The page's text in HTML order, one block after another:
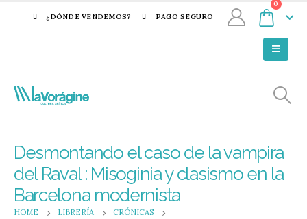
¿DÓNDE VENDEMOS? PAGO SEGURO
0
Desmontando el caso de la vampira
del Raval : Misoginia y clasismo en la
Barcelona modernista
HOME LIBRERÍA
CRÓNICAS